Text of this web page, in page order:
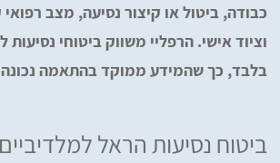
כבודה, ביטול או קיצור נסיעה, מצב רפואי
וציוד אישי. הרפליי משווק ביטוחי
בלבד, כך שהמידע ממוקד בהתאמה
ביטוח נסיעות הראל